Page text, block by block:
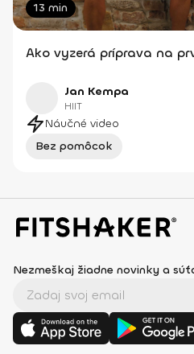
13 min
Ako vyzerá príprava na
Jan Kempa
HIIT
Náučné video
Bez pomôcok
Nezmeškaj žiadne novinky a